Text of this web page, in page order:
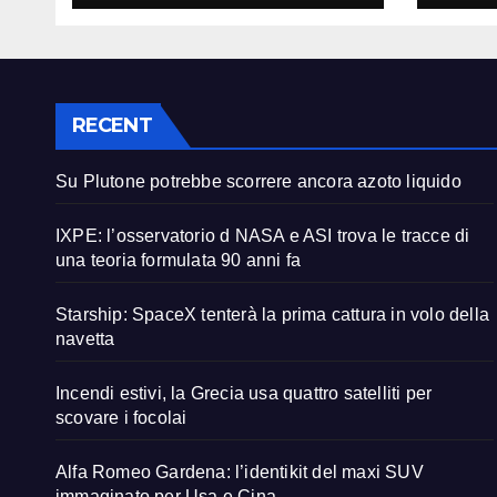
RECENT
Su Plutone potrebbe scorrere ancora azoto liquido
IXPE: l’osservatorio d NASA e ASI trova le tracce di
una teoria formulata 90 anni fa
Starship: SpaceX tenterà la prima cattura in volo della
navetta
Incendi estivi, la Grecia usa quattro satelliti per
scovare i focolai
Alfa Romeo Gardena: l’identikit del maxi SUV